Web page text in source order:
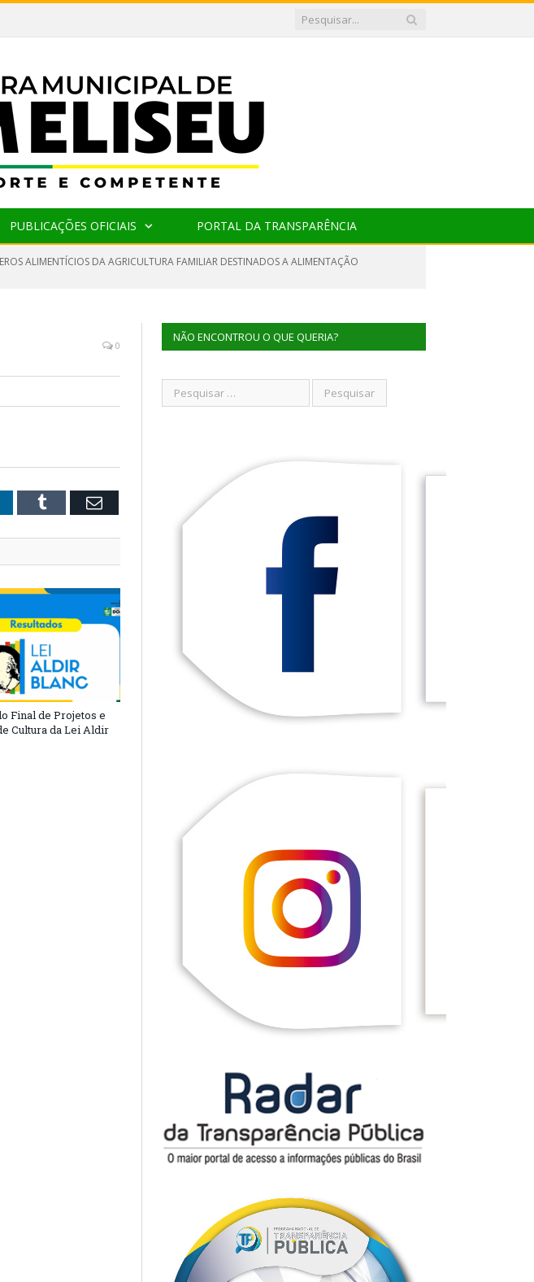
PUBLICAÇÕES OFICIAIS PORTAL DA TRANSPARÊNCIA
ALIMENTÍCIOS DA AGRICULTURA FAMILIAR DESTINADOS A ALIMENTAÇÃO
0
Tumblr Email
Final de Projetos e
Cultura da Lei Aldir
NÃO ENCONTROU O QUE QUERIA?